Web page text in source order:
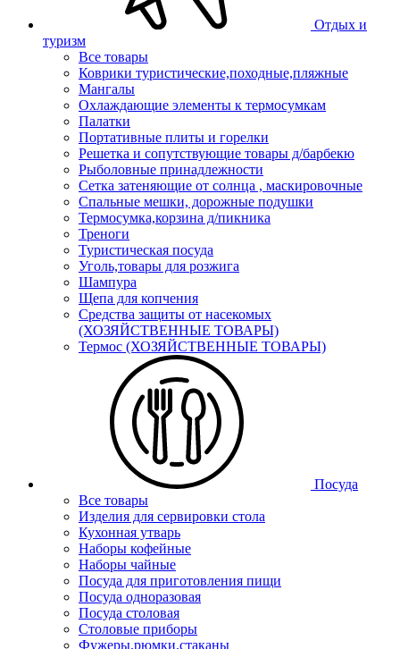
Отдых и
туризм
Все товары
Коврики туристические,походные,пляжные
Мангалы
Охлаждающие элементы к термосумкам
Палатки
Портативные плиты и горелки
Решетка и сопутствующие товары д/барбекю
Рыболовные принадлежности
Сетка затеняющие от солнца , маскировочные
Спальные мешки, дорожные подушки
Термосумка,корзина д/пикника
Треноги
Туристическая посуда
Уголь,товары для розжига
Шампура
Щепа для копчения
Средства защиты от насекомых
(ХОЗЯЙСТВЕННЫЕ ТОВАРЫ)
Термос (ХОЗЯЙСТВЕННЫЕ ТОВАРЫ)
Посуда
Все товары
Изделия для сервировки стола
Кухонная утварь
Наборы кофейные
Наборы чайные
Посуда для приготовления пищи
Посуда одноразовая
Посуда столовая
Столовые приборы
Фужеры.рюмки.стаканы